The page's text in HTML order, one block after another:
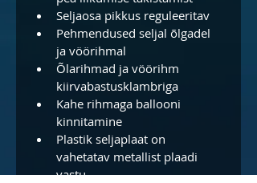
Seljaosa pikkus reguleeritav
Pehmendused seljal õlgadel
ja vöörihmal
Õlarihmad ja vöörihm
kiirvabastusklambriga
Kahe rihmaga ballooni
kinnitamine
Plastik seljaplaat on
vahetatav metallist plaadi
vastu